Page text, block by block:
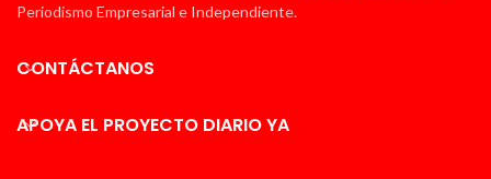
Periodismo Empresarial e Independiente.
CONTÁCTANOS
APOYA EL PROYECTO DIARIO YA